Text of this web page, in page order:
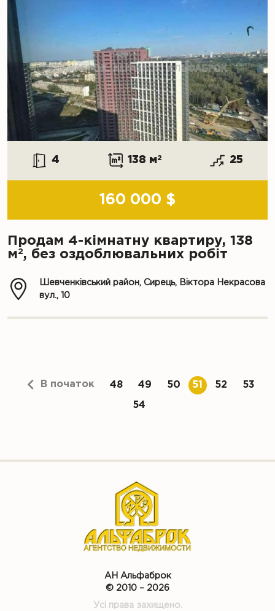
4 138 м2 25
160 000 $
Продам 4-кімнатну квартиру, 138
м2, без оздоблювальних робіт
Шевченківський район, Сирець, Віктора Некрасова
вул., 10
В початок 48 49 50 51 52 53
54
АН Альфаброк
© 2010 – 2026
Усі права захищено.